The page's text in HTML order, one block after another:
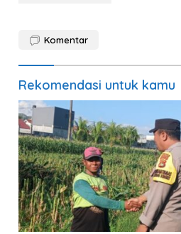
Komentar
Rekomendasi untuk kamu